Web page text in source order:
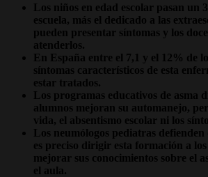
Los niños en edad escolar pasan un
escuela, más el dedicado a las
pueden presentar síntomas y los
atenderlos.
En España entre el 7,1 y el 12% de
síntomas característicos de esta
estar tratados.
Los programas educativos de asma
alumnos mejoran su automanejo,
vida, el absentismo escolar ni los
Los neumólogos pediatras
es preciso dirigir esta formación a
mejorar sus conocimientos sobre el
el aula.